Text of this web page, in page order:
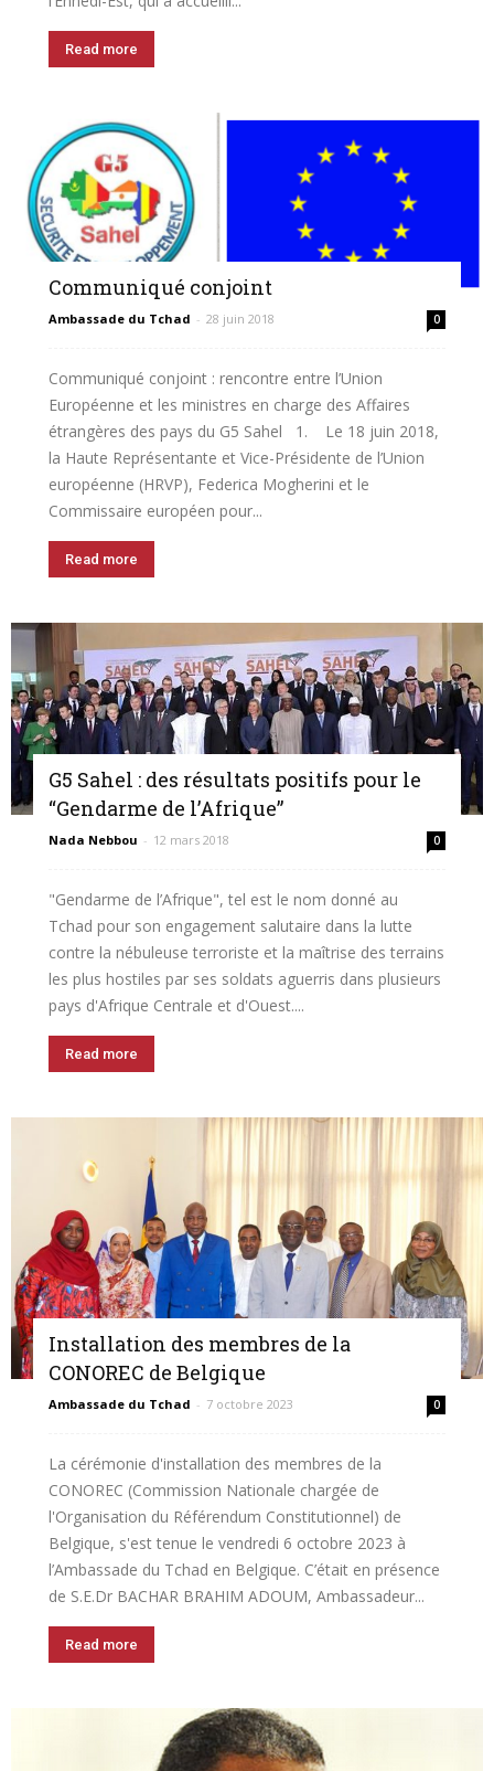
Read more
Communiqué conjoint
Ambassade du Tchad - 28 juin 2018 0
Communiqué conjoint : rencontre entre l’Union
Européenne et les ministres en charge des Affaires
étrangères des pays du G5 Sahel 1. Le 18 juin 2018,
la Haute Représentante et Vice-Présidente de l’Union
européenne (HRVP), Federica Mogherini et le
Commissaire européen pour...
Read more
G5 Sahel : des résultats positifs pour le
“Gendarme de l’Afrique”
Nada Nebbou - 12 mars 2018 0
"Gendarme de l’Afrique", tel est le nom donné au
Tchad pour son engagement salutaire dans la lutte
contre la nébuleuse terroriste et la maîtrise des terrains
les plus hostiles par ses soldats aguerris dans plusieurs
pays d'Afrique Centrale et d'Ouest....
Read more
Installation des membres de la
CONOREC de Belgique
Ambassade du Tchad - 7 octobre 2023 0
La cérémonie d'installation des membres de la
CONOREC (Commission Nationale chargée de
l'Organisation du Référendum Constitutionnel) de
Belgique, s'est tenue le vendredi 6 octobre 2023 à
l’Ambassade du Tchad en Belgique. C’était en présence
de S.E.Dr BACHAR BRAHIM ADOUM, Ambassadeur...
Read more